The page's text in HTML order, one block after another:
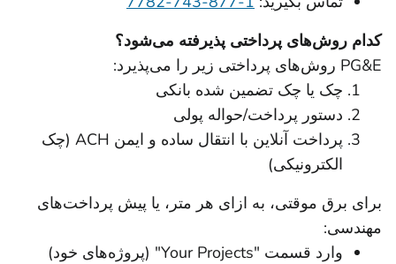
کدام روش‌های پرداختی پذیرفته می‌شود؟
PG&E روش‌های پرداختی زیر را می‌پذیرد:
چک یا چک تضمین شده بانکی
دستور پرداخت/حواله پولی
پرداخت آنلاین با انتقال ساده و ایمن ACH (چک
الکترونیکی)
برای برق موقتی، به ازای هر متر، یا پیش پرداخت‌های
مهندسی:
وارد قسمت "Your Projects" (پروژه‌های خود)